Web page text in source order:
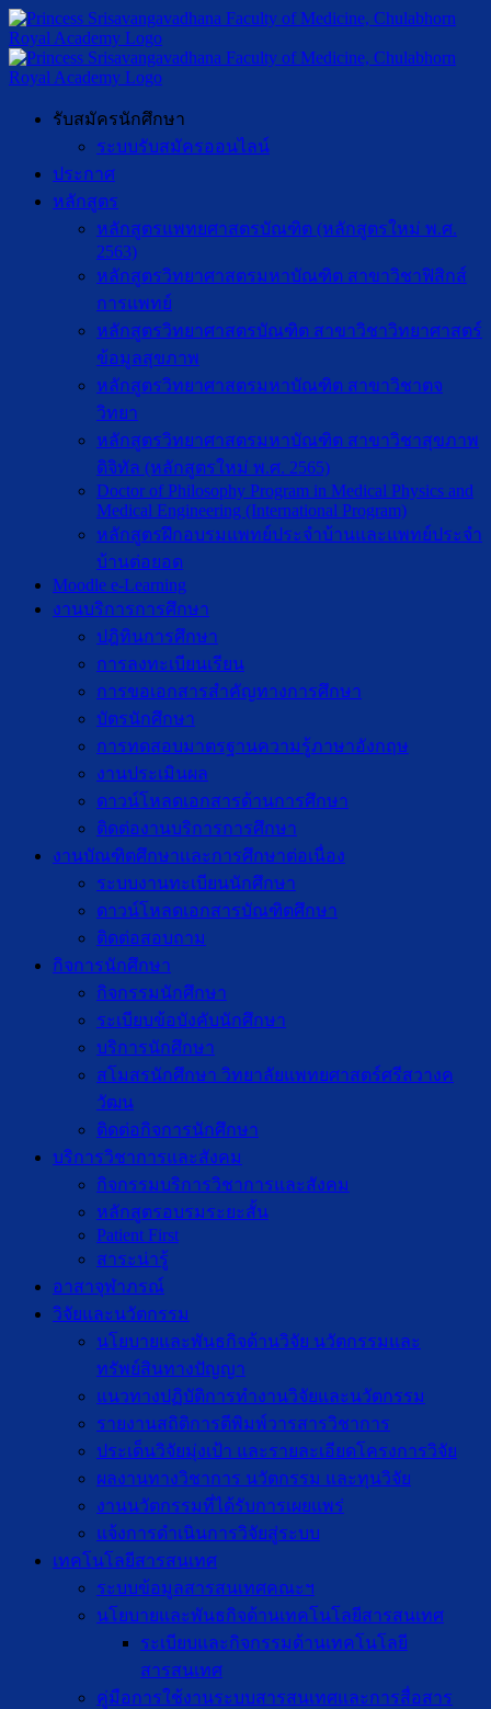
รับสมัครนักศึกษา
ระบบรับสมัครออนไลน์
ประกาศ
หลักสูตร
หลักสูตรแพทยศาสตรบัณฑิต (หลักสูตรใหม่ พ.ศ.
2563)
หลักสูตรวิทยาศาสตรมหาบัณฑิต สาขาวิชาฟิสิกส์
การแพทย์
หลักสูตรวิทยาศาสตรบัณฑิต สาขาวิชาวิทยาศาสตร์
ข้อมูลสุขภาพ
หลักสูตรวิทยาศาสตรมหาบัณฑิต สาขาวิชาตจ
วิทยา
หลักสูตรวิทยาศาสตรมหาบัณฑิต สาขาวิชาสุขภาพ
ดิจิทัล (หลักสูตรใหม่ พ.ศ. 2565)
Doctor of Philosophy Program in Medical Physics and
Medical Engineering (International Program)
หลักสูตรฝึกอบรมแพทย์ประจำบ้านและแพทย์ประจำ
บ้านต่อยอด
Moodle e-Learning
งานบริการการศึกษา
ปฎิทินการศึกษา
การลงทะเบียนเรียน
การขอเอกสารสำคัญทางการศึกษา
บัตรนักศึกษา
การทดสอบมาตรฐานความรู้ภาษาอังกฤษ
งานประเมินผล
ดาวน์โหลดเอกสารด้านการศึกษา
ติดต่องานบริการการศึกษา
งานบัณฑิตศึกษาเเละการศึกษาต่อเนื่อง
ระบบงานทะเบียนนักศึกษา
ดาวน์โหลดเอกสารบัณฑิตศึกษา
ติดต่อสอบถาม
กิจการนักศึกษา
กิจกรรมนักศึกษา
ระเบียบข้อบังคับนักศึกษา
บริการนักศึกษา
สโมสรนักศึกษา วิทยาลัยแพทยศาสตร์ศรีสวางค
วัฒน
ติดต่อกิจการนักศึกษา
บริการวิชาการและสังคม
กิจกรรมบริการวิชาการและสังคม
หลักสูตรอบรมระยะสั้น
Patient First
สาระน่ารู้
อาสาจุฬาภรณ์
วิจัยและนวัตกรรม
นโยบายและพันธกิจด้านวิจัย นวัตกรรมและ
ทรัพย์สินทางปัญญา
แนวทางปฏิบัติการทำงานวิจัยและนวัตกรรม
รายงานสถิติการตีพิมพ์วารสารวิชาการ
ประเด็นวิจัยมุ่งเป้า และรายละเอียดโครงการวิจัย
ผลงานทางวิชาการ นวัตกรรม และทุนวิจัย
งานนวัตกรรมที่ได้รับการเผยแพร่
แจ้งการดำเนินการวิจัยสู่ระบบ
เทคโนโลยีสารสนเทศ
ระบบข้อมูลสารสนเทศคณะฯ
นโยบายและพันธกิจด้านเทคโนโลยีสารสนเทศ
ระเบียบและกิจกรรมด้านเทคโนโลยี
สารสนเทศ
คู่มือการใช้งานระบบสารสนเทศและการสื่อสาร